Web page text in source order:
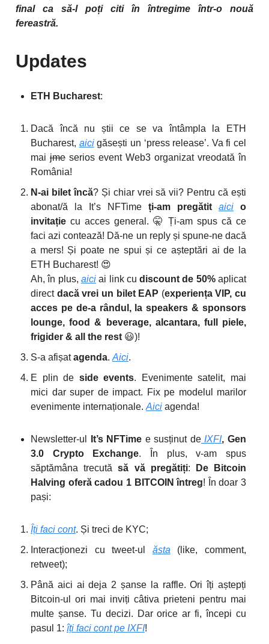
final ca să-l poți citi în întregime într-o nouă
fereastră.
Updates
ETH Bucharest:
Dacă încă nu știi ce se va întâmpla la ETH
Bucharest, aicigăsești un ‘press release’. Va fi cel
mai jme serios event Web3 organizat vreodată în
România!
N-ai bilet încă? Și chiar vrei să vii? Pentru că ești
abonat/ă la It’s NFTime ți-am pregătit aici o
invitație cu acces general. 🤫 Ți-am spus că ce
faci azi contează! Dă-ne un reply și spune-ne dacă
a mers! Și poate ne spui și ce așteptări ai de la
ETH Bucharest! 😍
Ah, în plus, aiciai link cudiscount de 50%aplicat
direct dacă vrei un bilet EAP (experiența VIP, cu
acces pe de-a rândul, la speakers & sponsors
lounge, food & beverage, alcantara, full piele,
frigider & all the rest 😃)!
S-a afișatagenda. Aici.
E plin de side events. Evenimente satelit, mai
mici dar super de impact. Fix pe modelul marilor
evenimente internaționale. Aici agenda!
Newsletter-ul It’s NFTime e susținut deIXFI, Gen
3.0 Crypto Exchange. În plus, v-am spus
săptămâna trecutăsă vă pregătiți:
De Bitcoin
Halving oferă cadou 1 BITCOIN întreg! În doar 3
pași:
Îți faci cont. Și treci de KYC;
Interacționezi cu tweet-ul ăsta (like, comment,
retweet);
Până aici ai deja 2 șanse la raffle. Ori îți aștepți
Bitcoin-ul ori mai inviți câtiva prieteni pentru mai
multe șanse. Tu decizi. Dar orice ar fi, începi cu
pasul 1: îți faci cont pe IXFI!